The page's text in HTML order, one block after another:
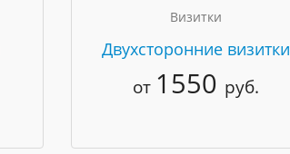
Визитки
Двухсторонние визитки
от 1550 руб.